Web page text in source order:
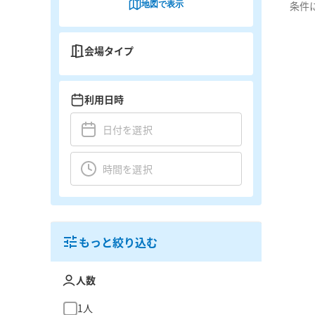
条件
地図で表示
会場タイプ
利用日時
もっと絞り込む
人数
1人